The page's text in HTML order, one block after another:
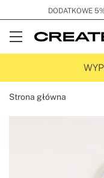
DODATKOWE
Open
Menu
Strona główna